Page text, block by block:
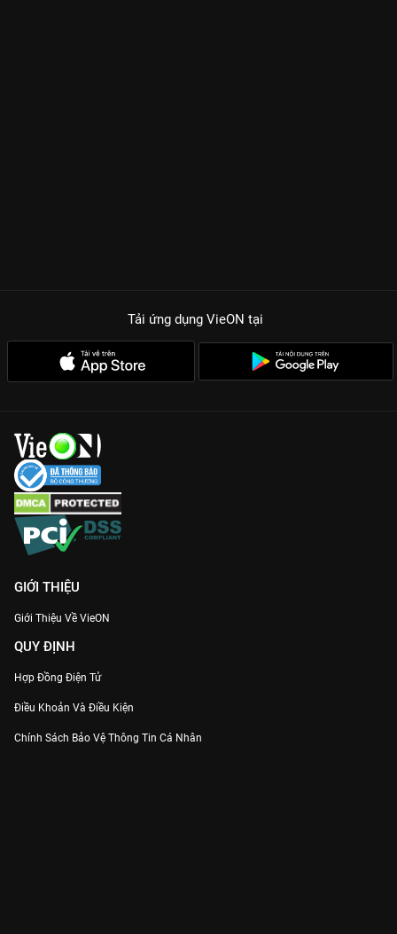
Tải ứng dụng VieON tại
GIỚI THIỆU
Giới Thiệu Về VieON
QUY ĐỊNH
Hợp Đồng Điện Tử
Điều Khoản Và Điều Kiện
Chính Sách Bảo Vệ Thông Tin Cá Nhân